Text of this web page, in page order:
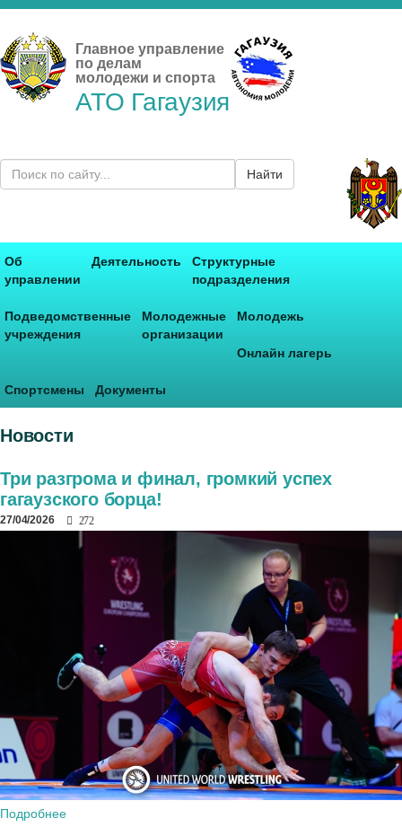
Главное управление
по делам
молодежи и спорта
АТО Гагаузия
Найти
Об
управлении
Деятельность
Структурные
подразделения
Подведомственные
учреждения
Молодежные
организации
Молодежь
Онлайн лагерь
Спортсмены Документы
Новости
Три разгрома и финал, громкий успех
гагаузского борца!
27/04/2026 272
Подробнее